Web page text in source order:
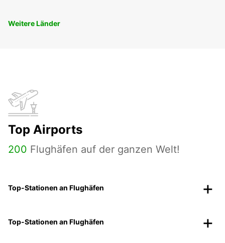
Weitere Länder
Top Airports
200 Flughäfen auf der ganzen Welt!
Top-Stationen an Flughäfen
Top-Stationen an Flughäfen